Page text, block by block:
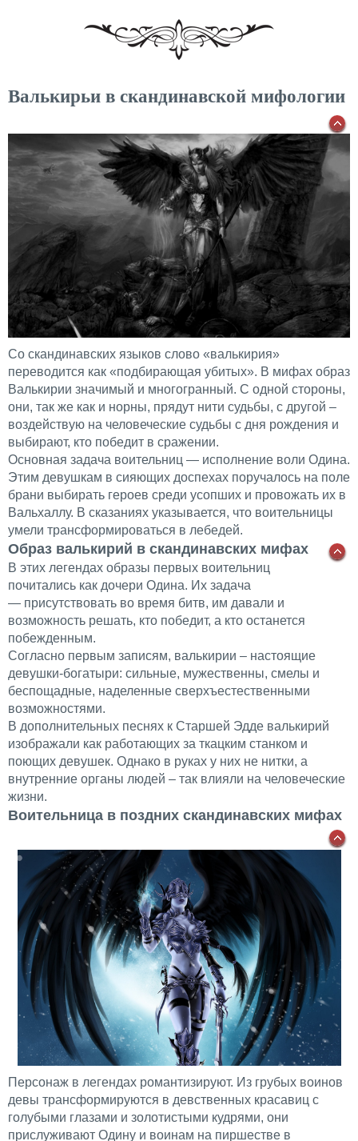
Валькирьи в скандинавской мифологии
Со скандинавских языков слово «валькирия»
переводится как «подбирающая убитых». В мифах образ
Валькирии значимый и многогранный. С одной стороны,
они, так же как и норны, прядут нити судьбы, с другой –
воздействую на человеческие судьбы с дня рождения и
выбирают, кто победит в сражении.
Основная задача воительниц — исполнение воли Одина.
Этим девушкам в сияющих доспехах поручалось на поле
брани выбирать героев среди усопших и провожать их в
Вальхаллу. В сказаниях указывается, что воительницы
умели трансформироваться в лебедей.
Образ валькирий в скандинавских мифах
В этих легендах образы первых воительниц
почитались как дочери Одина. Их задача
— присутствовать во время битв, им давали и
возможность решать, кто победит, а кто останется
побежденным.
Согласно первым записям, валькирии – настоящие
девушки-богатыри: сильные, мужественны, смелы и
беспощадные, наделенные сверхъестественными
возможностями.
В дополнительных песнях к Старшей Эдде валькирий
изображали как работающих за ткацким станком и
поющих девушек. Однако в руках у них не нитки, а
внутренние органы людей – так влияли на человеческие
жизни.
Воительница в поздних скандинавских мифах
Персонаж в легендах романтизируют. Из грубых воинов
девы трансформируются в девственных красавиц с
голубыми глазами и золотистыми кудрями, они
прислуживают Одину и воинам на пиршестве в